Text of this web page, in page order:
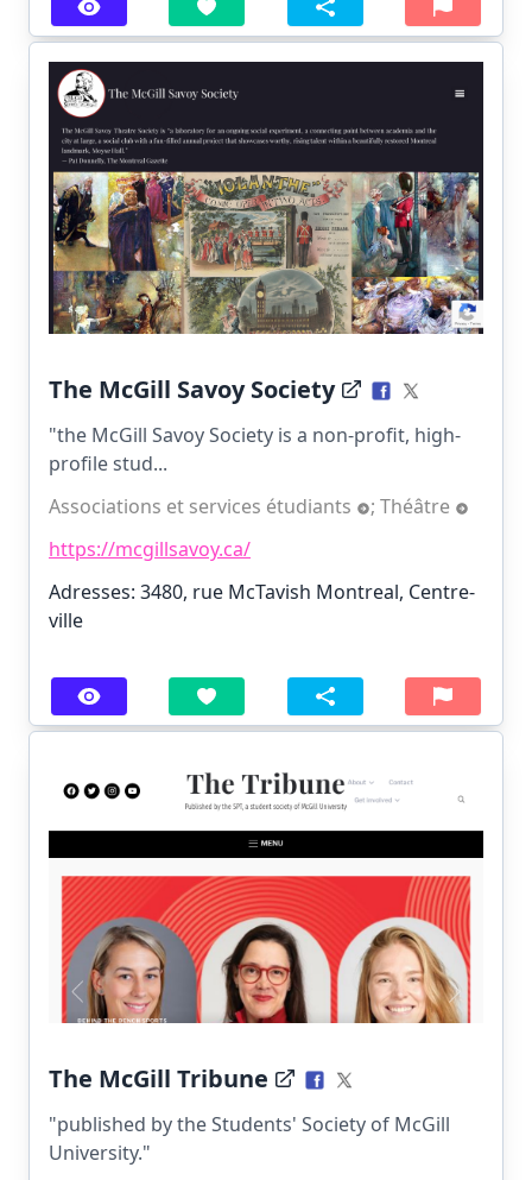
The McGill Savoy Society
"the McGill Savoy Society is a non-profit, high-
profile stud...
Associations et services étudiants
; Théâtre
https://mcgillsavoy.ca/
Adresses: 3480, rue McTavish Montreal, Centre-
ville
The McGill Tribune
"published by the Students' Society of McGill
University."